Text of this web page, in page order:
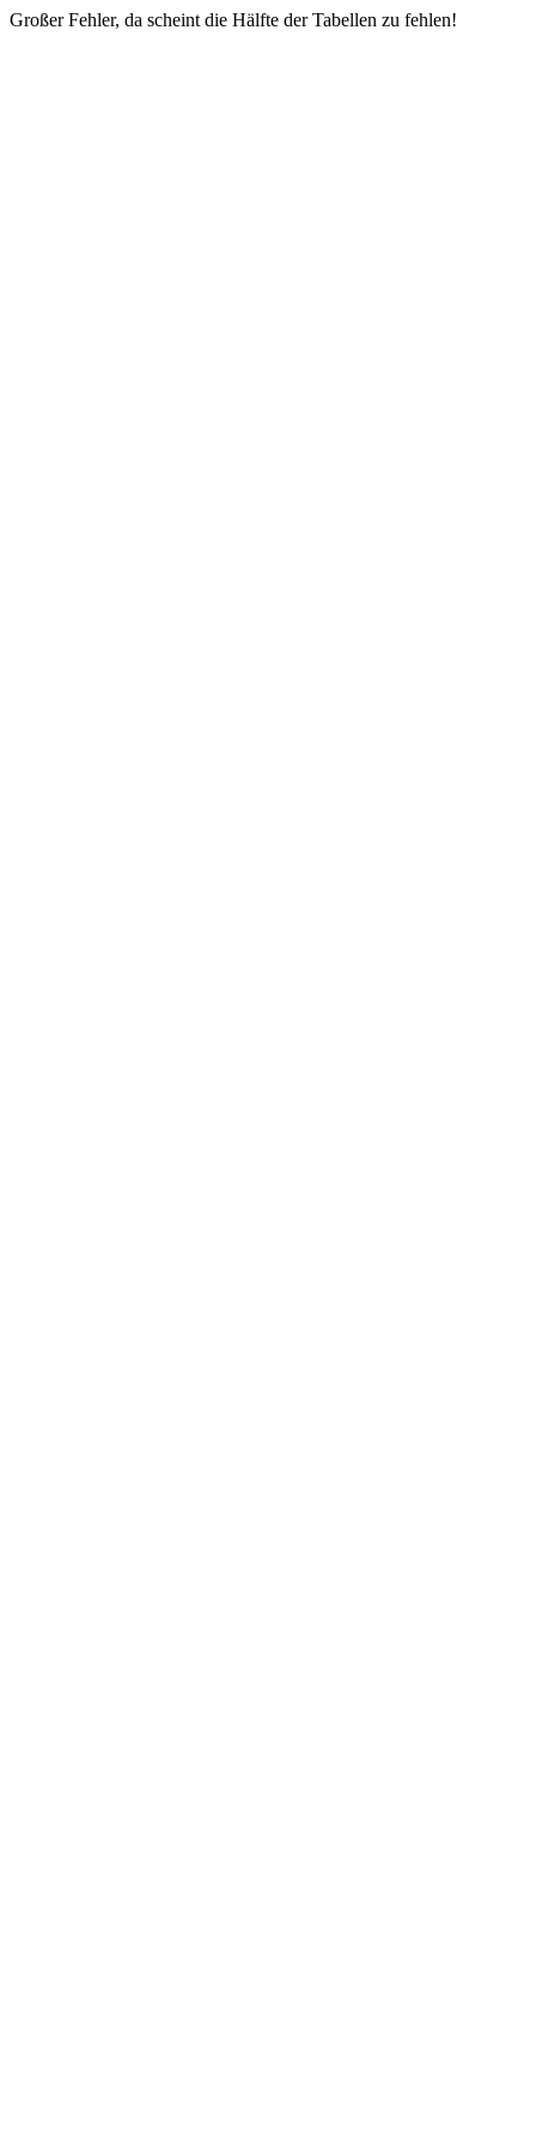
Großer Fehler, da scheint die Hälfte der Tabellen zu fehlen!